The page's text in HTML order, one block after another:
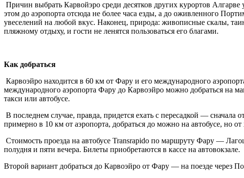
Причин выбрать Карвойэро среди десятков других курортов
этом до аэропорта отсюда не более часа езды, а до оживленного
увеселений на любой вкус. Наконец, природа: живописные скалы,
пляжному отдыху, и гости не ленятся пользоваться его благами.
Как добраться
Карвоэйро находится в 60 км от Фару и его международного
международного аэропорта Фару до Карвоэйро можно добраться на
такси или автобусе.
В последнем случае, правда, придется ехать с пересадкой —
примерно в 10 км от аэропорта, добраться до можно на автобусе, но
Стоимость проезда на автобусе Transrapido по маршруту Фару —
полудня и пяти вечера. Билеты приобретаются в кассе на автовокзале.
Второй вариант добраться до Карвоэйро от Фару — на поезде через